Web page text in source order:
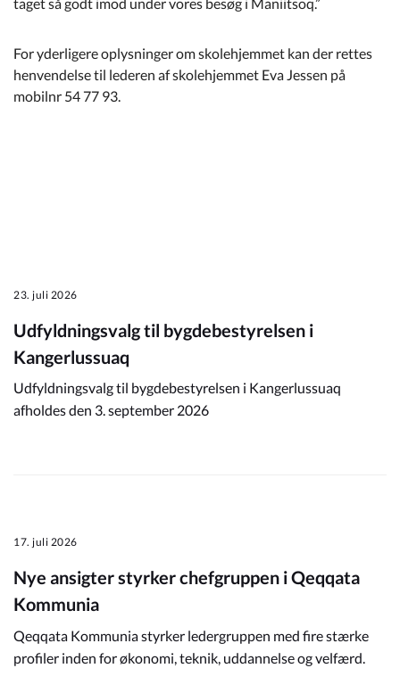
For yderligere oplysninger om skolehjemmet kan der rettes
henvendelse til lederen af skolehjemmet Eva Jessen på
mobilnr 54 77 93.
23. juli 2026
Udfyldningsvalg til bygdebestyrelsen i
Kangerlussuaq
Udfyldningsvalg til bygdebestyrelsen i Kangerlussuaq
afholdes den 3. september 2026
17. juli 2026
Nye ansigter styrker chefgruppen i Qeqqata
Kommunia
Qeqqata Kommunia styrker ledergruppen med fire stærke
profiler inden for økonomi, teknik, uddannelse og velfærd.